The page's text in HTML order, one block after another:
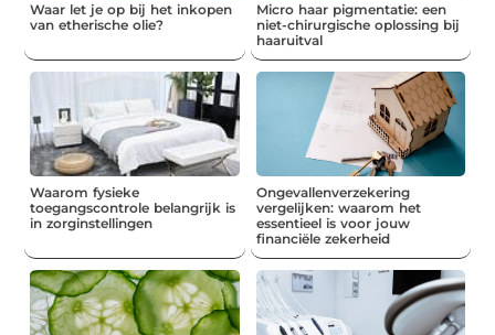
Waar let je op bij het inkopen
van etherische olie?
Micro haar pigmentatie: een
niet-chirurgische oplossing bij
haaruitval
Waarom fysieke
toegangscontrole belangrijk is
in zorginstellingen
Ongevallenverzekering
vergelijken: waarom het
essentieel is voor jouw
financiële zekerheid